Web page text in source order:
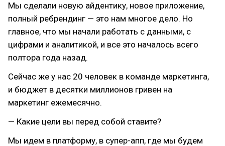
Мы сделали новую айдентику, новое приложение,
полный ребрендинг — это нам многое дело. Но
главное, что мы начали работать с данными, с
цифрами и аналитикой, и все это началось всего
полтора года назад.
Сейчас же у нас 20 человек в команде маркетинга,
и бюджет в десятки миллионов гривен на
маркетинг ежемесячно.
— Какие цели вы перед собой ставите?
Мы идем в платформу, в супер-апп, где мы будем